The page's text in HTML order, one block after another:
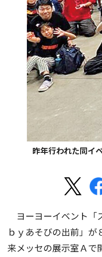
昨年行われた同イ
ヨーヨーイベント「
ｂｙあそびの出前」が
来メッセの展示室Ａで